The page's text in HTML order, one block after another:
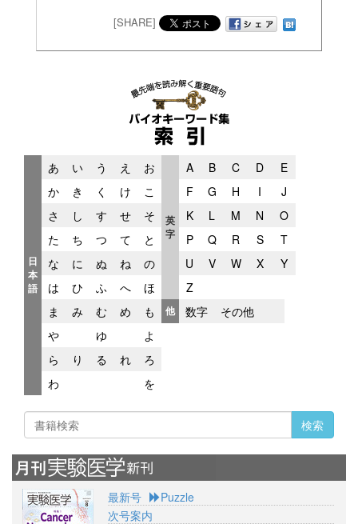
[SHARE]
日
本
語
あ い う え
お
か
き く け
こ
さ
し す せ
そ
た
ち つ て
と
な
に ぬ ね
の
は
ひ ふ へ
ほ
ま
み む め
も
や
ゆ
よ
ら
り る れ
ろ
わ
を
英
字
A B C D
E
F
G H I
J
K
L M N
O
P
Q R S
T
U
V W X
Y
Z
他 数字 その他
検索
最新号
Puzzle
次号案内